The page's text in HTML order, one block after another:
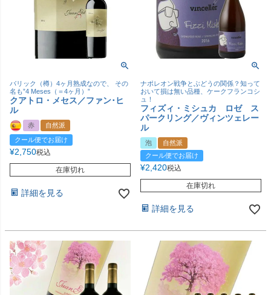
バリック（樽）4ヶ月熟成なので、 その
名も”4 Meses（＝4ヶ月）”
クアトロ・メセス／ファン･ヒ
ル
赤
自然派
クール便でお届け
¥2,750税込
在庫切れ
詳細を見る
ナポレオン戦争とぶどうの関係？知って
おいて損は無い品種、ケークフランコシ
ュ！
フィズィ・ミシュカ ロゼ ス
パークリング／ヴィンツェレー
ル
泡
自然派
クール便でお届け
¥2,420税込
在庫切れ
詳細を見る